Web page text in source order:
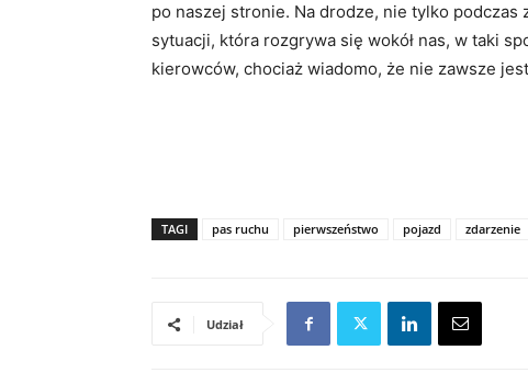
po naszej stronie. Na drodze, nie tylko podczas
sytuacji, która rozgrywa się wokół nas, w taki
kierowców, chociaż wiadomo, że nie zawsze
TAGI pas ruchu pierwszeństwo pojazd zdarzenie
Udział